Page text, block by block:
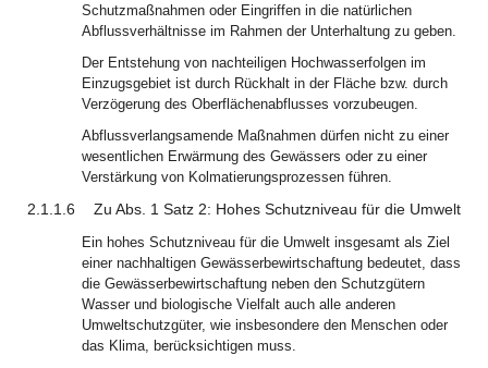
Schutzmaßnahmen oder Eingriffen in die natürlichen
Abflussverhältnisse im Rahmen der Unterhaltung zu geben.
Der Entstehung von nachteiligen Hochwasserfolgen im
Einzugsgebiet ist durch Rückhalt in der Fläche bzw. durch
Verzögerung des Oberflächenabflusses vorzubeugen.
Abflussverlangsamende Maßnahmen dürfen nicht zu einer
wesentlichen Erwärmung des Gewässers oder zu einer
Verstärkung von Kolmatierungsprozessen führen.
2.1.1.6 Zu Abs. 1 Satz 2: Hohes Schutzniveau für die Umwelt
Ein hohes Schutzniveau für die Umwelt insgesamt als Ziel
einer nachhaltigen Gewässerbewirtschaftung bedeutet, dass
die Gewässerbewirtschaftung neben den Schutzgütern
Wasser und biologische Vielfalt auch alle anderen
Umweltschutzgüter, wie insbesondere den Menschen oder
das Klima, berücksichtigen muss.